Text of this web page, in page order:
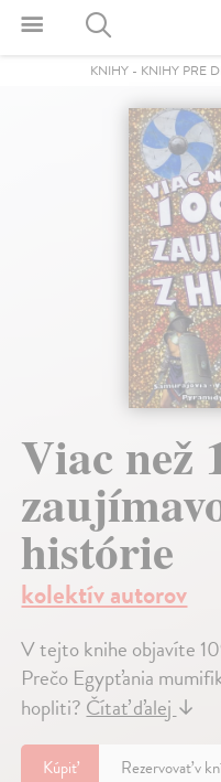
KNIHY- KNIHY PRE
Viac než
histórie
kolektív autorov
V tejto knihe objavíte
Prečo Egypťania
hopliti?Čítať ďalej↓
Kúpiť Rezervovať v